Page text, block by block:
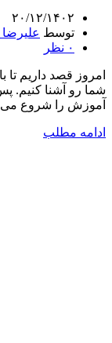
۲۰/۱۲/۱۴۰۲
توسط
۰ نظر
امروز قصد داریم
شما رو آشنا کنیم.
آموزش را شروع می
ادامه مطلب